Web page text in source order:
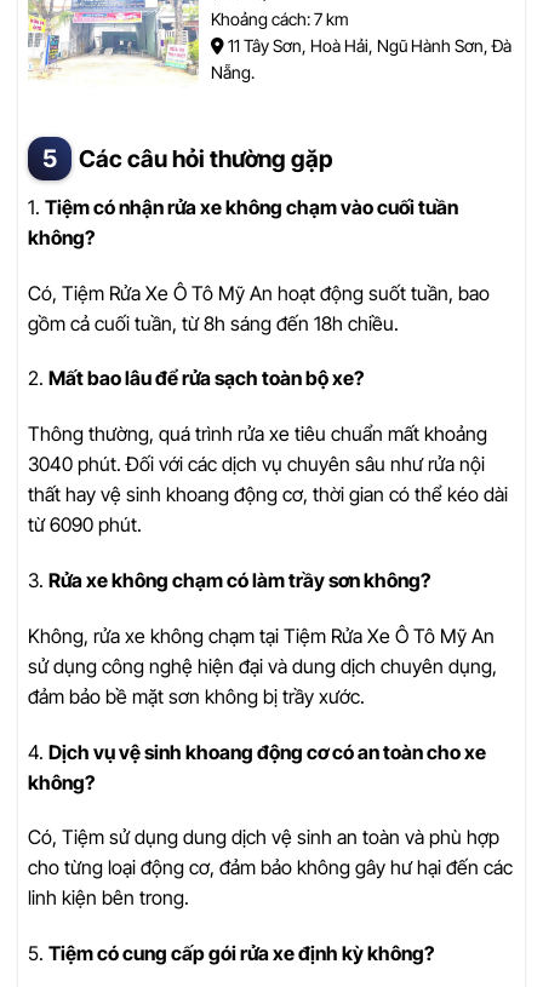
Khoảng cách: 7 km
11 Tây Sơn, Hoà Hải, Ngũ Hành Sơn, Đà
Nẵng.
Các câu hỏi thường gặp
1. Tiệm có nhận rửa xe không chạm vào cuối tuần
không?
Có, Tiệm Rửa Xe Ô Tô Mỹ An hoạt động suốt tuần, bao
gồm cả cuối tuần, từ 8h sáng đến 18h chiều.
2. Mất bao lâu để rửa sạch toàn bộ xe?
Thông thường, quá trình rửa xe tiêu chuẩn mất khoảng
3040 phút. Đối với các dịch vụ chuyên sâu như rửa nội
thất hay vệ sinh khoang động cơ, thời gian có thể kéo dài
từ 6090 phút.
3. Rửa xe không chạm có làm trầy sơn không?
Không, rửa xe không chạm tại Tiệm Rửa Xe Ô Tô Mỹ An
sử dụng công nghệ hiện đại và dung dịch chuyên dụng,
đảm bảo bề mặt sơn không bị trầy xước.
4. Dịch vụ vệ sinh khoang động cơ có an toàn cho xe
không?
Có, Tiệm sử dụng dung dịch vệ sinh an toàn và phù hợp
cho từng loại động cơ, đảm bảo không gây hư hại đến các
linh kiện bên trong.
5. Tiệm có cung cấp gói rửa xe định kỳ không?